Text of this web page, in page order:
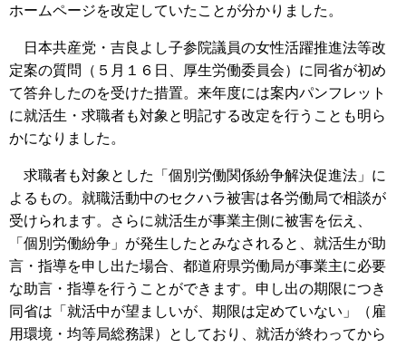
ホームページを改定していたことが分かりました。
日本共産党・吉良よし子参院議員の女性活躍推進法等改
定案の質問（５月１６日、厚生労働委員会）に同省が初め
て答弁したのを受けた措置。来年度には案内パンフレット
に就活生・求職者も対象と明記する改定を行うことも明ら
かになりました。
求職者も対象とした「個別労働関係紛争解決促進法」に
よるもの。就職活動中のセクハラ被害は各労働局で相談が
受けられます。さらに就活生が事業主側に被害を伝え、
「個別労働紛争」が発生したとみなされると、就活生が助
言・指導を申し出た場合、都道府県労働局が事業主に必要
な助言・指導を行うことができます。申し出の期限につき
同省は「就活中が望ましいが、期限は定めていない」（雇
用環境・均等局総務課）としており、就活が終わってから